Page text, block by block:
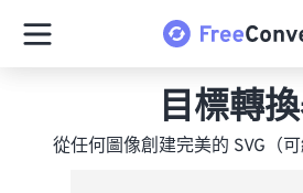
目標轉
從任何圖像創建完美的 SVG（